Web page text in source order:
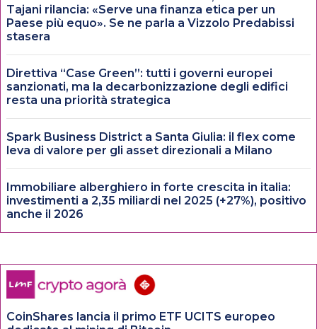
Tajani rilancia: «Serve una finanza etica per un
Paese più equo». Se ne parla a Vizzolo Predabissi
stasera
Direttiva “Case Green”: tutti i governi europei
sanzionati, ma la decarbonizzazione degli edifici
resta una priorità strategica
Spark Business District a Santa Giulia: il flex come
leva di valore per gli asset direzionali a Milano
Immobiliare alberghiero in forte crescita in italia:
investimenti a 2,35 miliardi nel 2025 (+27%), positivo
anche il 2026
CoinShares lancia il primo ETF UCITS europeo